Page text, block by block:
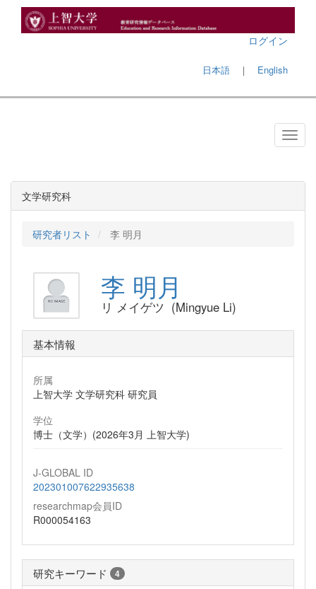
ログイン
日本語 ｜ English
文学研究科
研究者リスト 李 明月
李 明月
リ メイゲツ (Mingyue Li)
基本情報
所属
上智大学 文学研究科 研究員
学位
博士（文学）(2026年3月 上智大学)
J-GLOBAL ID
202301007622935638
researchmap会員ID
R000054163
研究キーワード 4